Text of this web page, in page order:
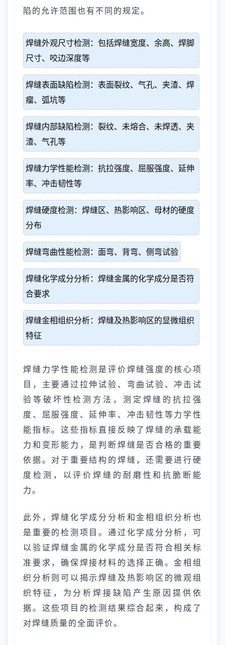
陷的允许范围也有不同的规定。
焊缝外观尺寸检测：包括焊缝宽度、余高、焊脚
尺寸、咬边深度等
焊缝表面缺陷检测：表面裂纹、气孔、夹渣、焊
瘤、弧坑等
焊缝内部缺陷检测：裂纹、未熔合、未焊透、夹
渣、气孔等
焊缝力学性能检测：抗拉强度、屈服强度、延伸
率、冲击韧性等
焊缝硬度检测：焊缝区、热影响区、母材的硬度
分布
焊缝弯曲性能检测：面弯、背弯、侧弯试验
焊缝化学成分分析：焊缝金属的化学成分是否符
合要求
焊缝金相组织分析：焊缝及热影响区的显微组织
特征
焊缝力学性能检测是评价焊缝强度的核心项
目，主要通过拉伸试验、弯曲试验、冲击试
验等破坏性检测方法，测定焊缝的抗拉强
度、屈服强度、延伸率、冲击韧性等力学性
能指标。这些指标直接反映了焊缝的承载能
力和变形能力，是判断焊缝是否合格的重要
依据。对于重要结构的焊缝，还需要进行硬
度检测，以评价焊缝的耐磨性和抗脆断能
力。
此外，焊缝化学成分分析和金相组织分析也
是重要的检测项目。通过化学成分分析，可
以验证焊缝金属的化学成分是否符合相关标
准要求，确保焊接材料的选择正确。金相组
织分析则可以揭示焊缝及热影响区的微观组
织特征，为分析焊接缺陷产生原因提供依
据。这些项目的检测结果综合起来，构成了
对焊缝质量的全面评价。